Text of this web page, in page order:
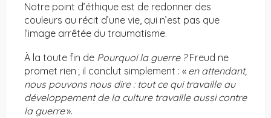
Notre point d’éthique est de redonner des
couleurs au récit d’une vie, qui n’est pas que
l’image arrêtée du traumatisme.
À la toute fin de Pourquoi la guerre ?Freud ne
promet rien ; il conclut simplement : « en attendant,
nous pouvons nous dire : tout ce qui travaille au
développement de la culture travaille aussi contre
la guerre».